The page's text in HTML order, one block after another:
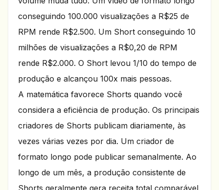
conseguindo 100.000 visualizações a R$25 de
RPM rende R$2.500. Um Short conseguindo 10
milhões de visualizações a R$0,20 de RPM
rende R$2.000. O Short levou 1/10 do tempo de
produção e alcançou 100x mais pessoas.
A matemática favorece Shorts quando você
considera a eficiência de produção. Os principais
criadores de Shorts publicam diariamente, às
vezes várias vezes por dia. Um criador de
formato longo pode publicar semanalmente. Ao
longo de um mês, a produção consistente de
Shorts geralmente gera receita total comparável